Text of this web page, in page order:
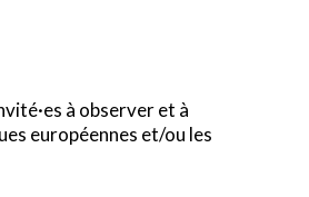
à observer et à
européennes et/ou les